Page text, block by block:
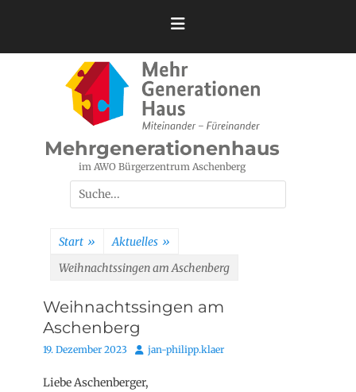
Mehrgenerationenhaus
im AWO Bürgerzentrum Aschenberg
Suchen
nach:
Start » Aktuelles »
Weihnachtssingen am Aschenberg
Weihnachtssingen am
Aschenberg
Posted
19. Dezember 2023 Autorjan-philipp.klaer
Liebe Aschenberger,